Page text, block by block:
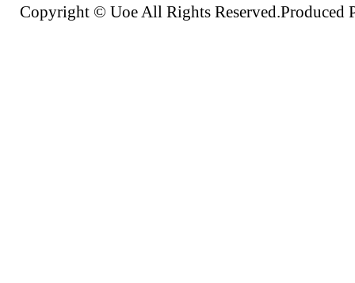
Copyright © Uoe All Rights Reserved.Produced